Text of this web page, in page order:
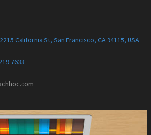
California St, San Francisco, CA 94115, USA
7633